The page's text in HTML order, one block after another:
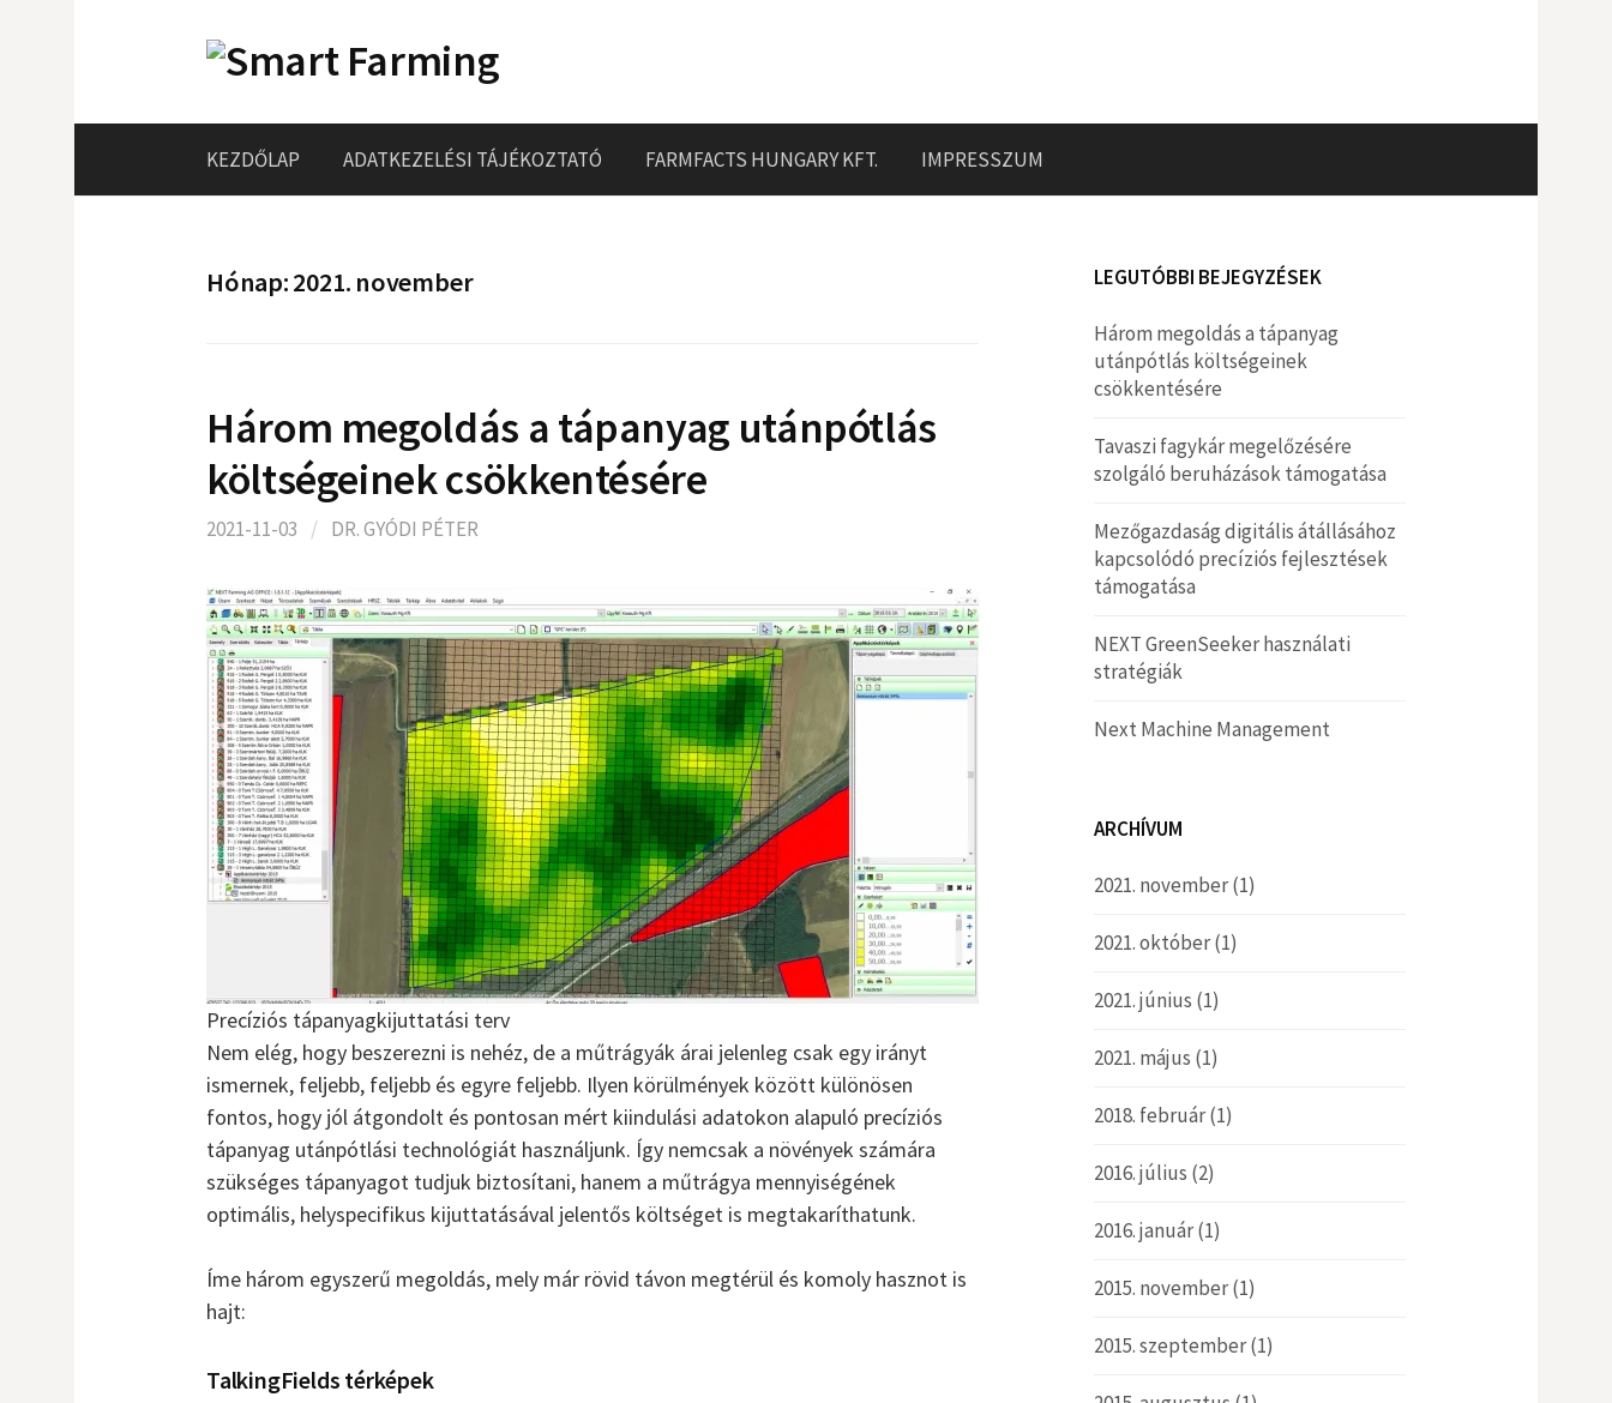
KEZDŐLAP ADATKEZELÉSI TÁJÉKOZTATÓ FARMFACTS HUNGARY KFT. IMPRESSZUM
Hónap:2021. november
Három megoldás a tápanyag utánpótlás
költségeinek csökkentésére
2021-11-03 / DR. GYÓDI PÉTER
Precíziós tápanyagkijuttatási terv
Nem elég, hogy beszerezni is nehéz, de a műtrágyák árai jelenleg csak egy irányt
ismernek, feljebb, feljebb és egyre feljebb. Ilyen körülmények között különösen
fontos, hogy jól átgondolt és pontosan mért kiindulási adatokon alapuló precíziós
tápanyag utánpótlási technológiát használjunk. Így nemcsak a növények számára
szükséges tápanyagot tudjuk biztosítani, hanem a műtrágya mennyiségének
optimális, helyspecifikus kijuttatásával jelentős költséget is megtakaríthatunk.
Íme három egyszerű megoldás, mely már rövid távon megtérül és komoly hasznot is
hajt:
TalkingFields térképek
LEGUTÓBBI BEJEGYZÉSEK
Három megoldás a tápanyag
utánpótlás költségeinek
csökkentésére
Tavaszi fagykár megelőzésére
szolgáló beruházások támogatása
Mezőgazdaság digitális átállásához
kapcsolódó precíziós fejlesztések
támogatása
NEXT GreenSeeker használati
stratégiák
Next Machine Management
ARCHÍVUM
2021. november(1)
2021. október(1)
2021. június (1)
2021. május (1)
2018. február(1)
2016. július (2)
2016. január(1)
2015. november(1)
2015. szeptember(1)